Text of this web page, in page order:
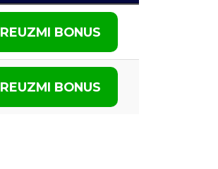
BONUS
BONUS